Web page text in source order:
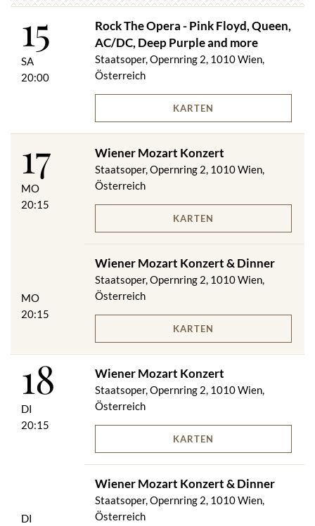
15
SA
20:00
Rock The Opera - Pink Floyd, Queen,
AC/DC, Deep Purple and more
Staatsoper, Opernring 2, 1010 Wien,
Österreich
KARTEN
17
MO
20:15
Wiener Mozart Konzert
Staatsoper, Opernring 2, 1010 Wien,
Österreich
KARTEN
MO
20:15
Wiener Mozart Konzert & Dinner
Staatsoper, Opernring 2, 1010 Wien,
Österreich
KARTEN
18
DI
20:15
Wiener Mozart Konzert
Staatsoper, Opernring 2, 1010 Wien,
Österreich
KARTEN
DI
Wiener Mozart Konzert & Dinner
Staatsoper, Opernring 2, 1010 Wien,
Österreich